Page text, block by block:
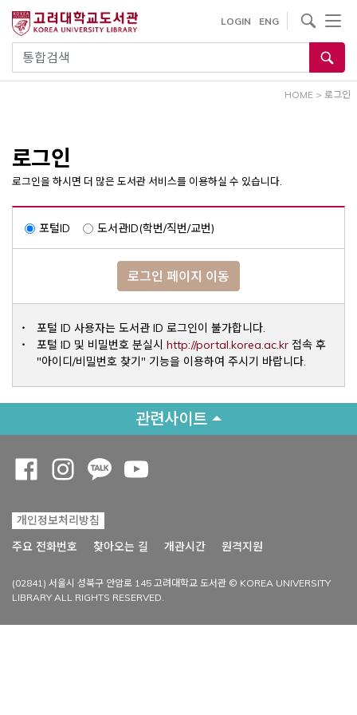
건
통합검색
LOGIN ENG
사이트내 검색
HOME > 로그인
로그인
로그인을 하시면 더 많은 도서관 서비스를 이용하실 수 있습니다.
포털ID 도서관ID(학번/직번/교번)
로그인 페이지 이동
포털 ID 사용자는 도서관 ID 로그인이 불가합니다.
포털 ID 및 비밀번호 분실시 http://portal.korea.ac.krOpens a
접속 후
"아이디/비밀번호 찾기" 기능을 이용하여 주시기 바랍니다.
관련사이트
개인정보처리방침
주요 전화번호
찾아오는 길 개관시간 원격지원
(02841) 서울시 성북구 안암로 145 고려대학교 도서관 © KOREA UNIVERSITY
LIBRARY ALL RIGHTS RESERVED.
Opens a new window
Opens a new window
Opens a new window